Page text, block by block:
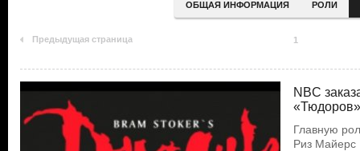
ОБЩАЯ ИНФОРМАЦИЯ РОЛИ
Предыдущая страница 1
NBC
«Тюдоров»
Главную
Риз Майерс